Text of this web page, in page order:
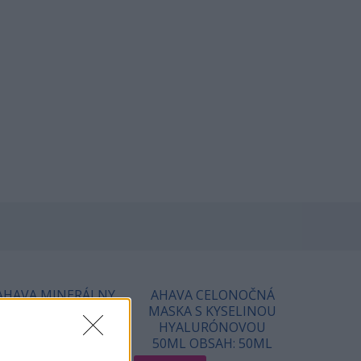
MINERÁLNY
KONDICIONÉR
OBSAH: 400ML
AHAVA CELONOČNÁ
MASKA S KYSELINOU
HYALURÓNOVOU
50ML OBSAH: 50ML